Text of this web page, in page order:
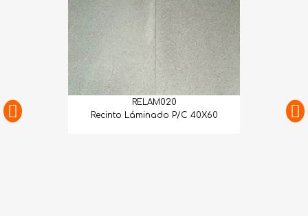
RELAM020
Recinto Láminado P/C 40X60